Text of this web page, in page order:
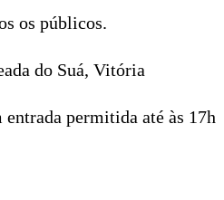
os públicos.
do Suá, Vitória
entrada permitida até às 17h